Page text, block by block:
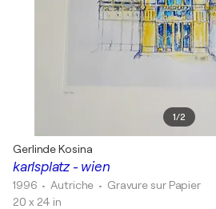
1/2
karlsplatz - wien
Gerlinde Kosina
1996 • Autriche • Gravure sur Papier
20 x 24 in